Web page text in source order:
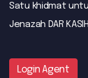
Satu khidmat
Jenazah DAR
Login Agent